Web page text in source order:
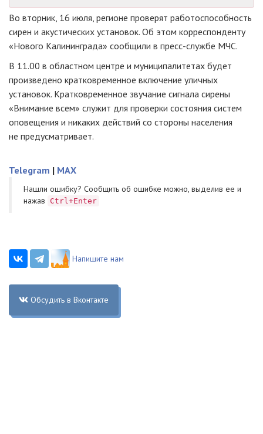
Во вторник, 16 июля, регионе проверят работоспособность
сирен и акустических установок. Об этом корреспонденту
«Нового Калининграда» сообщили в пресс-службе МЧС.
В 11.00 в областном центре и муниципалитетах будет
произведено кратковременное включение уличных
установок. Кратковременное звучание сигнала сирены
«Внимание всем» служит для проверки состояния систем
оповещения и никаких действий со стороны населения
не предусматривает.
Telegram | MAX
Нашли ошибку? Cообщить об ошибке можно, выделив ее и
нажав
Ctrl+Enter
Напишите нам
Обсудить в Вконтакте